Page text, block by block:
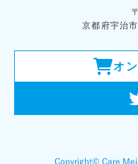
京都府宇治
オ